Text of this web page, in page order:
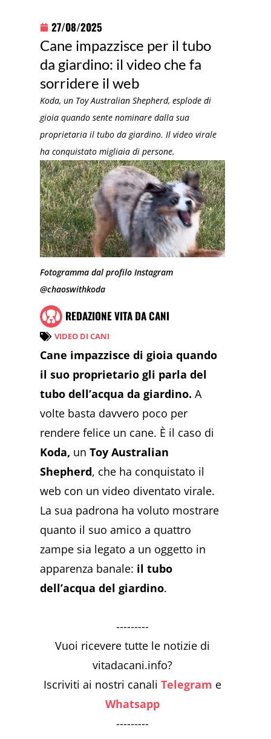
27/08/2025
Cane impazzisce per il tubo
da giardino: il video che fa
sorridere il web
Koda, un Toy Australian Shepherd, esplode di
gioia quando sente nominare dalla sua
proprietaria il tubo da giardino. Il video virale
ha conquistato migliaia di persone.
Fotogramma dal profilo Instagram
@chaoswithkoda
REDAZIONE VITA DA CANI
VIDEO DI CANI
Cane impazzisce di gioia quando
il suo proprietario gli parla del
tubo dell’acqua da giardino.A
volte basta davvero poco per
rendere felice un cane. È il caso di
Koda, un Toy Australian
Shepherd, che ha conquistato il
web con un video diventato virale.
La sua padrona ha voluto mostrare
quanto il suo amico a quattro
zampe sia legato a un oggetto in
apparenza banale: il tubo
dell’acqua del giardino.
---------
Vuoi ricevere tutte le notizie di
vitadacani.info?
Iscriviti ai nostri canaliTelegram e
Whatsapp
---------